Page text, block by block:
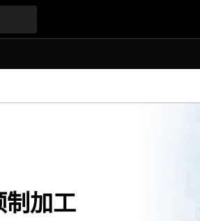
加工